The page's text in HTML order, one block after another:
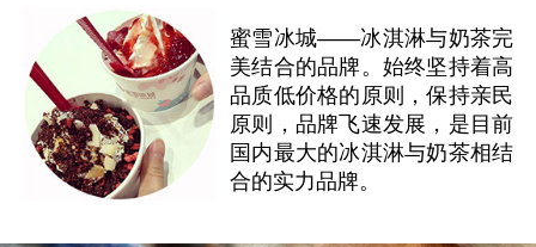
蜜雪冰城——冰淇淋与奶茶完
美结合的品牌。始终坚持着高
品质低价格的原则，保持亲民
原则，品牌飞速发展，是目前
国内最大的冰淇淋与奶茶相结
合的实力品牌。